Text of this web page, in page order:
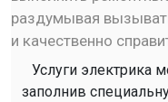
раздумывая
и качественно
Услуги электрика
заполнив